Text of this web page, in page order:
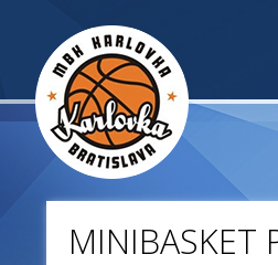
MINIBASKET